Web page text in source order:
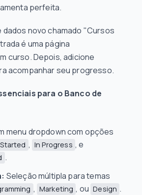
perfeita.
dados novo chamado "Cursos
é uma página
curso. Depois, adicione
acompanhar seu progresso.
para o Banco de
menu dropdown com opções
, In Progress , e
.
Seleção múltipla para temas
, Marketing , ou Design .